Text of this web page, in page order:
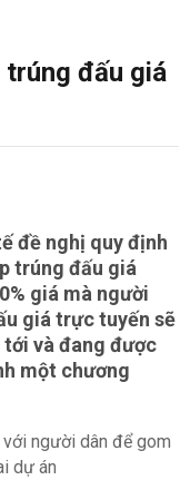
đấu giá
đề nghị quy định
trúng đấu giá
giá mà người
giá trực tuyến sẽ
tới và đang được
một chương
người dân để gom
dự án